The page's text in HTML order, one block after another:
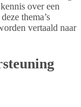
over een
thema’s
vertaald naar